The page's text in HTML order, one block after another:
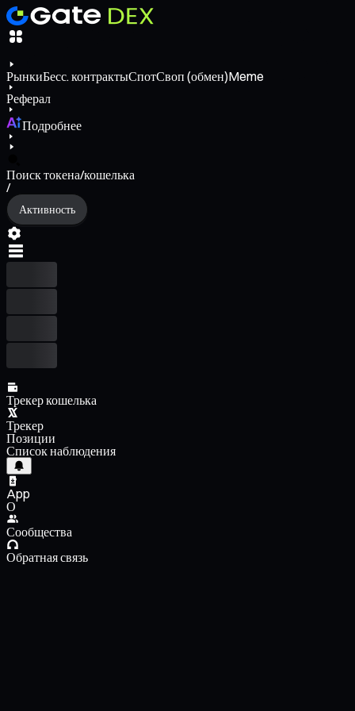
РынкиБесс. контрактыСпотСвоп (обмен)Meme
Реферал
Подробнее
Поиск токена/кошелька
/
Активность
Трекер кошелька
Трекер
Позиции
Список наблюдения
App
О
Сообщества
Обратная связь